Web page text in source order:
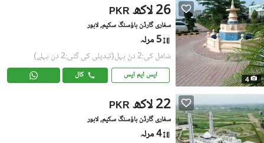
4
PKR 26 لاکھ
سفاری گارڈن ہاؤسنگ سکیم, لاہور
5 مرلہ
شامل کی:2 دن پہل (تبدیلی کی گئی:2 دن پہلے)
ایس ایم ایس کال
PKR 22 لاکھ
سفاری گارڈن ہاؤسنگ سکیم, لاہور
4 مرلہ